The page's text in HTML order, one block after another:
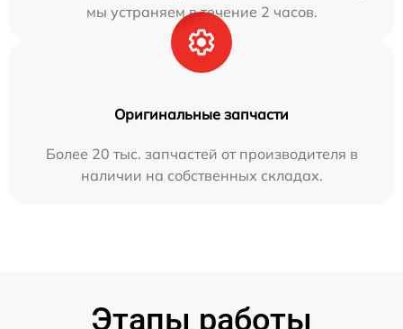
мы устраняем в течение 2 часов.
Оригинальные запчасти
Более 20 тыс. запчастей от производителя в
наличии на собственных складах.
Этапы работы